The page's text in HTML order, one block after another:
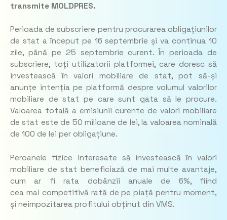
transmite MOLDPRES.
Perioada de subscriere pentru procurarea obligațiunilor
de stat a început pe 16 septembrie și va continua 10
zile, până pe 25 septembrie curent. În perioada de
subscriere, toți utilizatorii platformei, care doresc să
investească în valori mobiliare de stat, pot să-și
anunțe intenția pe platformă despre volumul valorilor
mobiliare de stat pe care sunt gata să le procure.
Valoarea totală a emisiunii curente de valori mobiliare
de stat este de 50 milioane de lei, la valoarea nominală
de 100 de lei per obligațiune.
Peroanele fizice interesate să investească în valori
mobiliare de stat beneficiază de mai multe avantaje,
cum ar fi rata dobânzii anuale de 6%, fiind
cea mai competitivă rată de pe piață pentru moment,
și neimpozitarea profitului obținut din VMS.